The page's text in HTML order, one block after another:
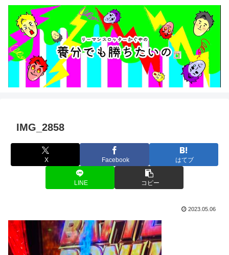
IMG_2858
X Facebook はてブ
LINE コピー
2023.05.06